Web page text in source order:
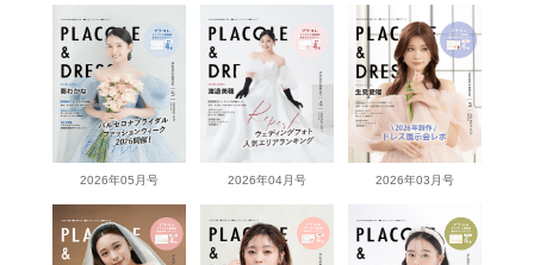
2026年05月号 2026年04月号 2026年03月号